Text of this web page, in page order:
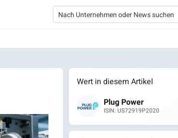
Wert in diesem Artikel
Plug Power
ISIN: US72919P2020